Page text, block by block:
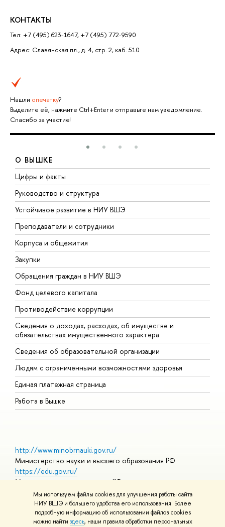
Мы используем файлы cookies для улучшения работы сайта
НИУ ВШЭ и большего удобства его использования. Более
подробную информацию об использовании файлов cookies
можно найти здесь, наши правила обработки персональных
КОНТАКТЫ
Тел: +7 (495) 623-1647, +7 (495) 772-9590
Адрес: Славянская пл., д. 4, стр. 2, каб. 510
Нашли опечатку?
Выделите её, нажмите Ctrl+Enter и отправьте нам уведомление.
Спасибо за участие!
О ВЫШКЕ
Цифры и факты
Руководство и структура
Устойчивое развитие в НИУ ВШЭ
Преподаватели и сотрудники
Корпуса и общежития
Закупки
Обращения граждан в НИУ ВШЭ
Фонд целевого капитала
Противодействие коррупции
Сведения о доходах, расходах, об имуществе и
обязательствах имущественного характера
Сведения об образовательной организации
Людям с ограниченными возможностями здоровья
Единая платежная страница
Работа в Вышке
http://www.minobrnauki.gov.ru/
Министерство науки и высшего образования РФ
https://edu.gov.ru/
Министерство просвещения РФ
https://elearning.hse.ru/mooc
Массовые открытые онлайн-курсы